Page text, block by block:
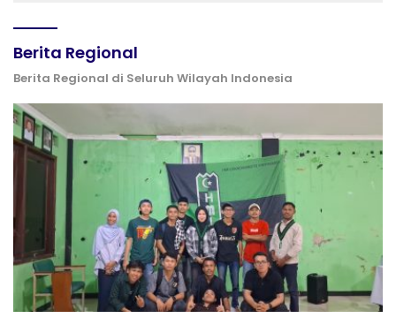
Berita Regional
Berita Regional di Seluruh Wilayah Indonesia